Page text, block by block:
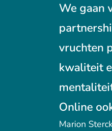
We gaan
vruchten
kwaliteit
Online
Marion